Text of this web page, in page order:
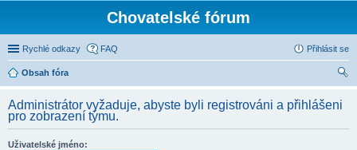
Chovatelské fórum
Rychlé odkazy FAQ Přihlásit se
Obsah fóra
Administrátor vyžaduje, abyste byli registrováni a přihlášeni
pro zobrazení týmu.
Uživatelské jméno: